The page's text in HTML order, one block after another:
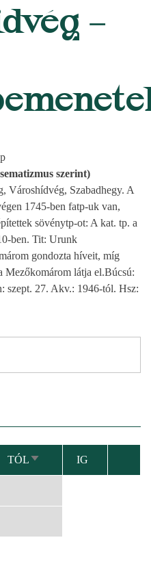
–
szerint)
Városhídvég, Szabadhegy. A
1745-ben fatp-uk van,
sövénytp-ot: A kat. tp. a
ben. Tit: Urunk
gondozta híveit, míg
Mezőkomárom látja el.Búcsú:
szept. 27. Akv.: 1946-tól. Hsz:
TÓLNÖVEKVŐ
RENDEZÉS
IG